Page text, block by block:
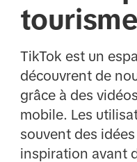
tourisme
TikTok est un
découvrent de
grâce à des
mobile. Les
souvent des
inspiration avant